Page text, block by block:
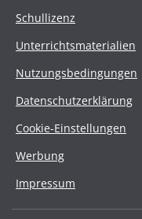
Schullizenz
Unterrichtsmaterialien
Nutzungsbedingungen
Datenschutzerklärung
Cookie-Einstellungen
Werbung
Impressum